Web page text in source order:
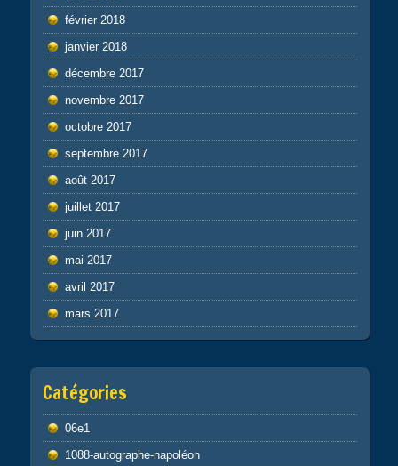
février 2018
janvier 2018
décembre 2017
novembre 2017
octobre 2017
septembre 2017
août 2017
juillet 2017
juin 2017
mai 2017
avril 2017
mars 2017
Catégories
06e1
1088-autographe-napoléon